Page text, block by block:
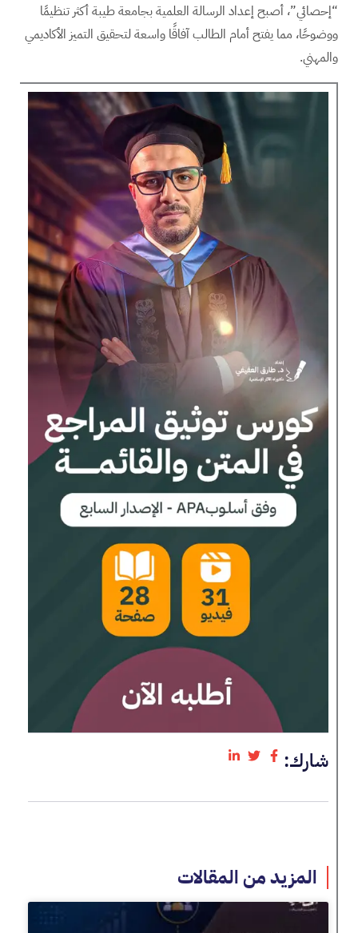
“إحصائي”، أصبح إعداد الرسالة العلمية بجامعة طيبة أكثر تنظيمًا
ووضوحًا، مما يفتح أمام الطالب آفاقًا واسعة لتحقيق التميز الأكاديمي
والمهني.
شارك:
المزيد من المقالات